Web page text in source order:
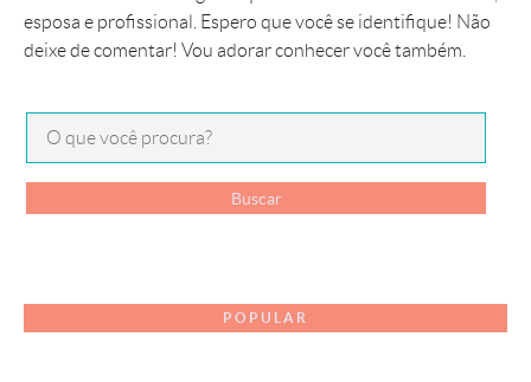
esposa e profissional. Espero que você se identifique! Não
deixe de comentar! Vou adorar conhecer você também.
POPULAR